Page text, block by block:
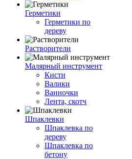
Герметики
Герметики по
дереву
Растворители
Малярный инструмент
Кисти
Валики
Ванночки
Лента, скотч
Шпаклевки
Шпаклевка по
дереву
Шпаклевка по
бетону